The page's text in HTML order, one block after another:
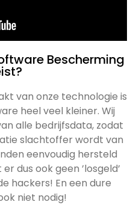
Bescherming
van onze technologie is
heel veel kleiner. Wij
alle bedrijfsdata, zodat
slachtoffer wordt van
eenvoudig hersteld
dus ook geen ’losgeld’
hackers! En een dure
niet nodig!